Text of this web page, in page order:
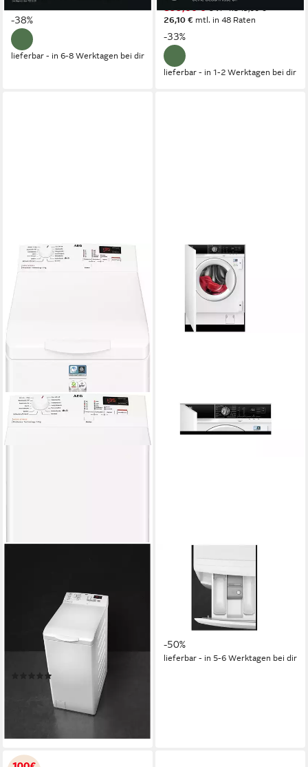
21,75 €
-38%
lieferbar - in 6-8 Werktagen bei dir
UVP1.349,00 €
26,10 € mtl. in 48 Raten
-33%
lieferbar - in 1-2 Werktagen bei dir
LTR6N40270
Kapazität Waschen
78 dB(A) Betriebsgeräusch
1200 U/min
Schleuderdrehzahl
Produktdatenblatt
549,00 €
819,00 €
mtl. in 48 Raten
Einbauwaschmaschine
LR7BI6480
771,32 € UVP1.558,00 €
22,39 €mtl. in 48 Raten
-50%
lieferbar - in 5-6 Werktagen bei dir